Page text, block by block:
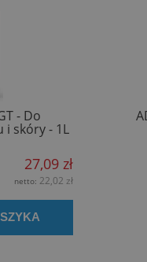
- Do
i skóry - 1L
27,09 zł
netto: 22,02 zł